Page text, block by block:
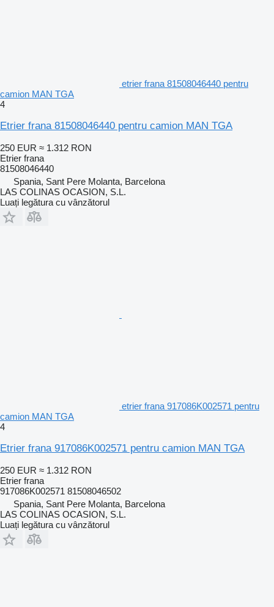
etrier frana 81508046440 pentru
camion MAN TGA
4
Etrier frana 81508046440 pentru camion MAN TGA
250 EUR ≈ 1.312 RON
Etrier frana
81508046440
Spania, Sant Pere Molanta, Barcelona
LAS COLINAS OCASION, S.L.
Luați legătura cu vânzătorul
etrier frana 917086K002571 pentru
camion MAN TGA
4
Etrier frana 917086K002571 pentru camion MAN TGA
250 EUR ≈ 1.312 RON
Etrier frana
917086K002571 81508046502
Spania, Sant Pere Molanta, Barcelona
LAS COLINAS OCASION, S.L.
Luați legătura cu vânzătorul